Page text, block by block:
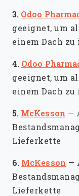
3. Odoo
geeignet, um
einem Dach
4. Odoo
geeignet, um
einem Dach
5. McKesson —
Lieferkette
6. McKesson —
Lieferkette